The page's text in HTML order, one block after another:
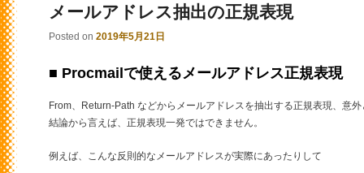
メールアドレス抽出の正規表現
Posted on 2019年5月21日
■ Procmailで使えるメールアドレス正規表現
From、Return-Path などからメールアドレスを抽出する正規表現、意
結論から言えば、正規表現一発ではできません。
例えば、こんな反則的なメールアドレスが実際にあったりして